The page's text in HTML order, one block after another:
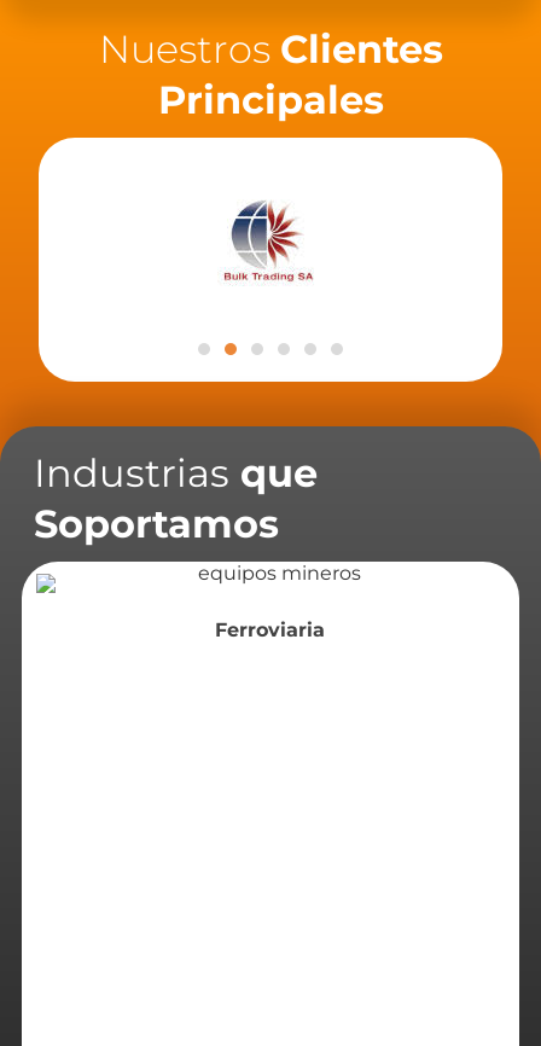
Nuestros Clientes
Principales
Industrias que
Soportamos
Ferroviaria